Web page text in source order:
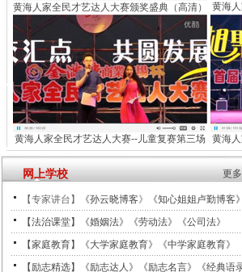
黄海人家全民才艺达人大赛颁奖盛典（高清） 黄海
黄海人家全民才艺达人大赛--儿童复赛第三场 黄海
网上学校 更
【专家讲台】 《孙云晓博客》
《知心姐姐卢勤博客》
【法治课堂】《婚姻法》《劳动法》《公司法》
【家庭教育】《大学家庭教育》《中学家庭教育》
【励志精选】《励志达人》《励志名言》《经典语